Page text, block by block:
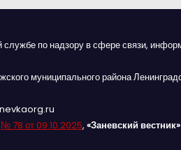
службе по надзору в сфере связи,
муниципального района
№ 78 от 09.10.2025, «Заневский